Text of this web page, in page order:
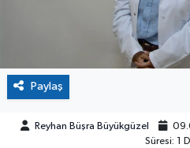
Paylaş
Reyhan Büşra Büyükgüzel
Süresi: 1